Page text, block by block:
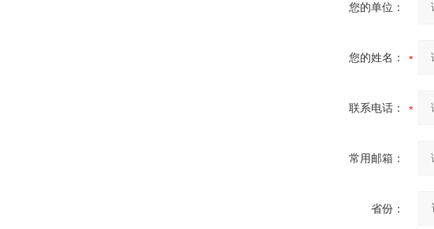
您的单位：
您的姓名：
联系电话：
常用邮箱：
省份：